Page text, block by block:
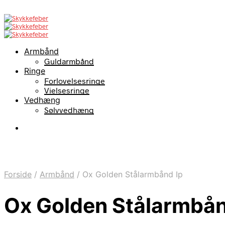
Armbånd
Guldarmbånd
Ringe
Forlovelsesringe
Vielsesringe
Vedhæng
Sølvvedhæng
Forside / Armbånd / Ox Golden Stålarmbånd Ip
Ox Golden